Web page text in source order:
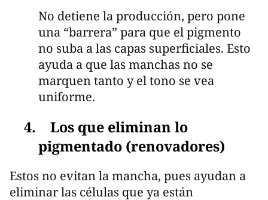
No detiene la producción, pero pone
una “barrera” para que el pigmento
no suba a las capas superficiales. Esto
ayuda a que las manchas no se
marquen tanto y el tono se vea
uniforme.
4. Los que eliminan lo
pigmentado (renovadores)
Estos no evitan la mancha, pues ayudan a
eliminar las células que ya están